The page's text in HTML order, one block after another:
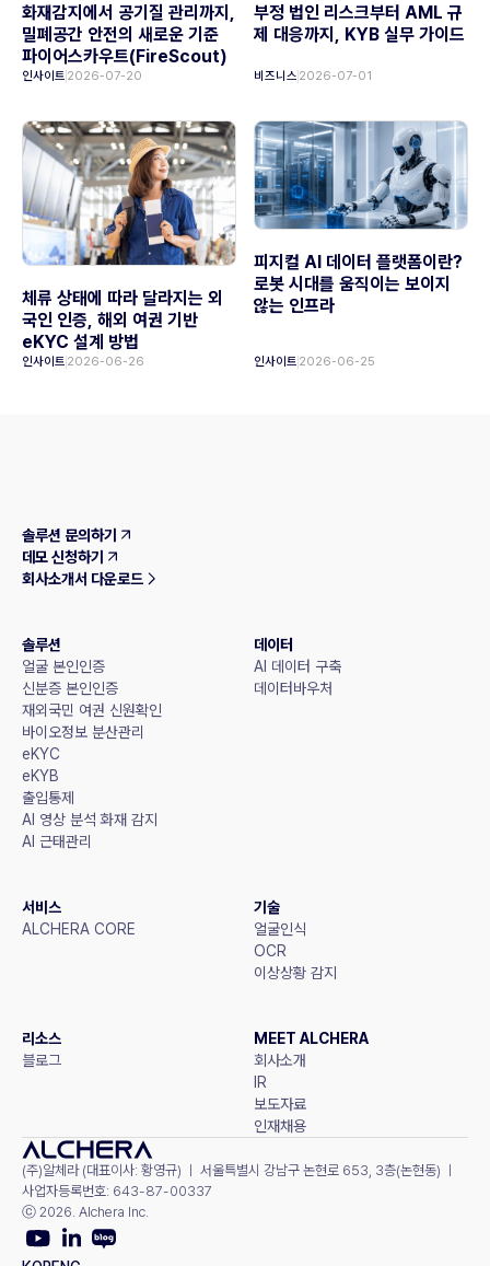
화재감지에서 공기질 관리까지,
밀폐공간 안전의 새로운 기준
파이어스카우트(FireScout)
인사이트 2026-07-20
부정 법인 리스크부터 AML 규
제 대응까지, KYB 실무 가이드
비즈니스 2026-07-01
체류 상태에 따라 달라지는 외
국인 인증, 해외 여권 기반
eKYC 설계 방법
인사이트 2026-06-26
피지컬 AI 데이터 플랫폼이란?
로봇 시대를 움직이는 보이지
않는 인프라
인사이트 2026-06-25
솔루션 문의하기
데모 신청하기
회사소개서 다운로드
솔루션
얼굴 본인인증
신분증 본인인증
재외국민 여권 신원확인
바이오정보 분산관리
eKYC
eKYB
출입통제
AI 영상 분석 화재 감지
AI 근태관리
데이터
AI 데이터 구축
데이터바우처
서비스
ALCHERA CORE
기술
얼굴인식
OCR
이상상황 감지
리소스
블로그
MEET ALCHERA
회사소개
IR
보도자료
인재채용
(주)알체라 (대표이사: 황영규) ㅣ 서울특별시 강남구 논현로 653, 3층(논현동) ㅣ
사업자등록번호: 643-87-00337
ⓒ 2026. Alchera Inc.